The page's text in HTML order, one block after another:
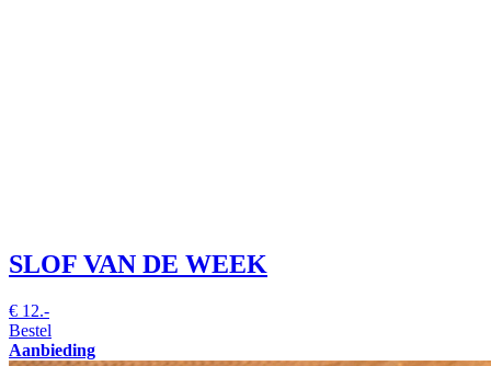
SLOF VAN DE WEEK
€ 12.-
Bestel
Aanbieding